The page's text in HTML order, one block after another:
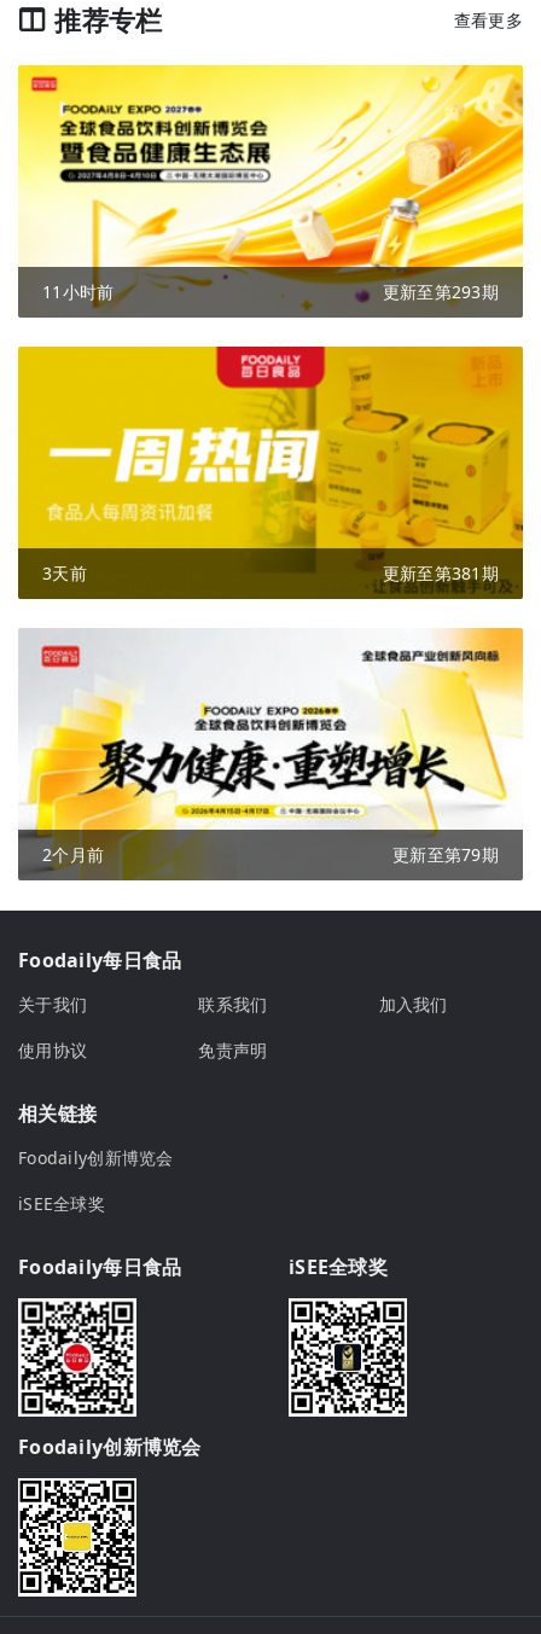
推荐专栏 查看更多
11小时前 更新至第293期
3天前 更新至第381期
2个月前 更新至第79期
Foodaily每日食品
关于我们 联系我们
加入我们
使用协议
免责声明
相关链接
Foodaily创新博览会
iSEE全球奖
Foodaily每日食品 iSEE全球奖
Foodaily创新博览会